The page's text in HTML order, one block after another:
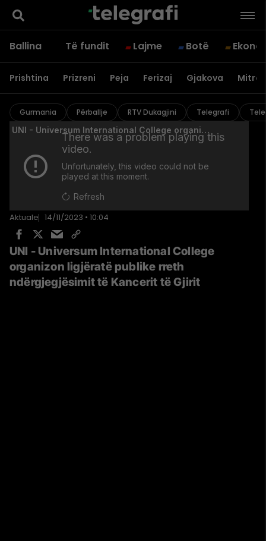
Ballina Të fundit Lajme Botë
Prishtina Prizreni Peja Ferizaj Gjakova
Gurmania Përballje RTV Dukagjini Telegrafi
Aktuale 14/11/2023 • 10:04
UNI - Universum International College
organizon ligjëratë publike rreth
ndërgjegjësimit të Kancerit të Gjirit